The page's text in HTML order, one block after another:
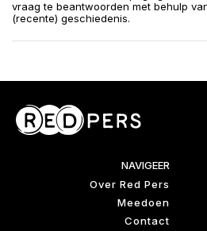
vraag te beantwoorden met behulp
(recente) geschiedenis.
NAVIGEER
Over Red Pers
Meedoen
Contact